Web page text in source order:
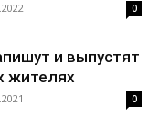
0
и выпустят
жителях
0